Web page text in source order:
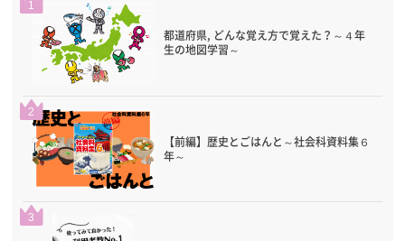
1
都道府県, どんな覚え方で覚えた？～４年
生の地図学習～
2
【前編】歴史とごはんと～社会科資料集６
年～
3